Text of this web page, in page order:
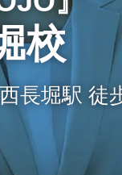
校
長堀駅 徒